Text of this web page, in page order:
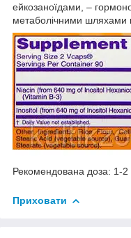
ейкозаноїдами, –
метаболічними шляхами
Рекомендована доза: 1-2
Приховати